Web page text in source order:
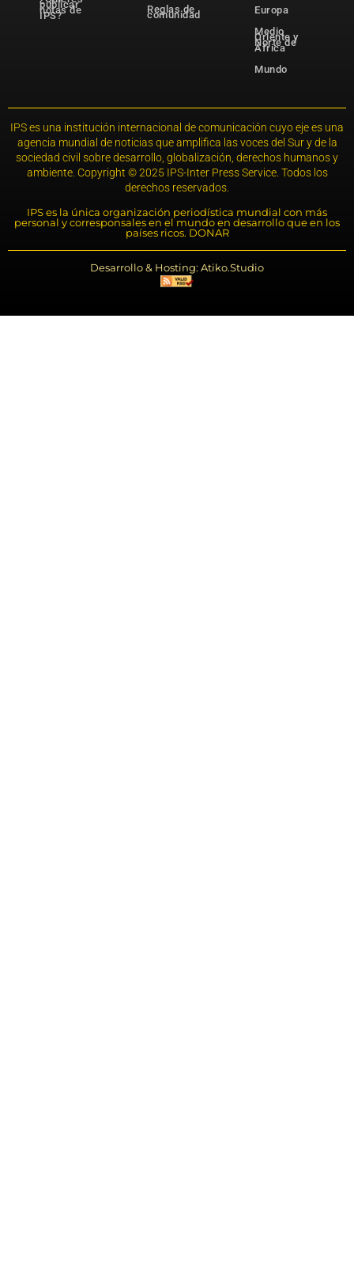
publicar
notas de
IPS?
Reglas de
comunidad
Europa
Medio
Oriente y
Norte de
África
Mundo
IPS es una institución internacional de comunicación cuyo eje es una
agencia mundial de noticias que amplifica las voces del Sur y de la
sociedad civil sobre desarrollo, globalización, derechos humanos y
ambiente. Copyright © 2025 IPS-Inter Press Service. Todos los
derechos reservados.
IPS es la única organización periodística mundial con más
personal y corresponsales en el mundo en desarrollo que en los
países ricos. DONAR
Desarrollo & Hosting: Atiko.Studio